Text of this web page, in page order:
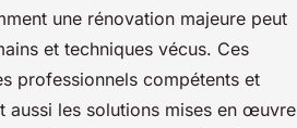
une rénovation majeure peut
et techniques vécus. Ces
professionnels compétents et
aussi les solutions mises en œuvre